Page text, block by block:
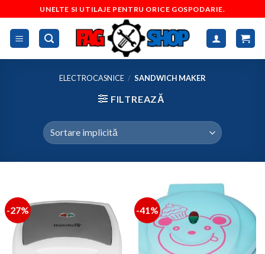
to
content
UNELTE SI UTILAJE PENTRU ORICE GOSPODARIE.
ELECTROCASNICE / SANDWICH MAKER
FILTREAZĂ
-27% -41%